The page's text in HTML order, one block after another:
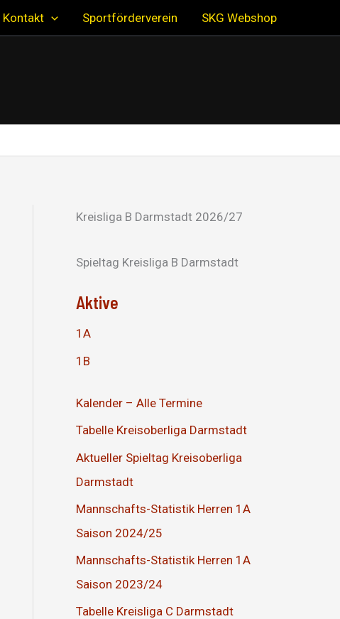
Kontakt Sportförderverein SKG Webshop
Kreisliga B Darmstadt 2026/27
Spieltag Kreisliga B Darmstadt
Aktive
1A
1B
Kalender – Alle Termine
Tabelle Kreisoberliga Darmstadt
Aktueller Spieltag Kreisoberliga
Darmstadt
Mannschafts-Statistik Herren 1A
Saison 2024/25
Mannschafts-Statistik Herren 1A
Saison 2023/24
Tabelle Kreisliga C Darmstadt